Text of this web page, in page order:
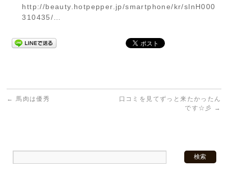
http://beauty.hotpepper.jp/smartphone/kr/slnH000
310435/…
← 馬肉は優秀
口コミを見てずっと来たかったん
です☆彡
→